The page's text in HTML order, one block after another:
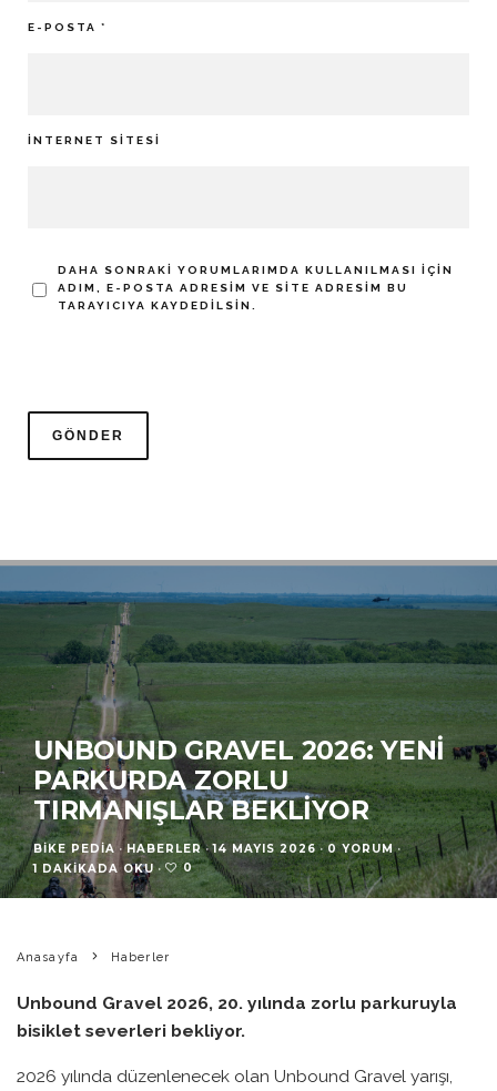
E-POSTA *
İNTERNET SITESI
DAHA SONRAKI YORUMLARIMDA KULLANILMASI IÇIN
ADIM, E-POSTA ADRESIM VE SITE ADRESIM BU
TARAYICIYA KAYDEDILSIN.
UNBOUND GRAVEL 2026: YENI
PARKURDA ZORLU
TIRMANIŞLAR BEKLIYOR
BIKE PEDIA · HABERLER · 14 MAYIS 2026 · 0 YORUM ·
1 DAKIKADA OKU · 0
Anasayfa Haberler
Unbound Gravel 2026, 20. yılında zorlu parkuruyla
bisiklet severleri bekliyor.
2026 yılında düzenlenecek olan Unbound Gravel yarışı,